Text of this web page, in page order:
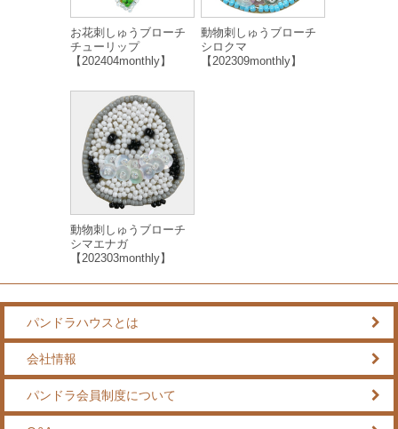
お花刺しゅうブローチ
チューリップ
【202404monthly】
動物刺しゅうブローチ
シロクマ
【202309monthly】
動物刺しゅうブローチ
シマエナガ
【202303monthly】
パンドラハウスとは
会社情報
パンドラ会員制度について